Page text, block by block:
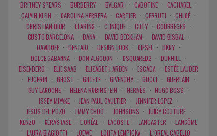
BRITNEY SPEARS · BURBERRY · BVLGARI · CABOTINE · CACHAREL ·
CALVIN KLEIN · CAROLINA HERRERA · CARTIER · CERRUTI · CHLOÉ ·
CHRISTIAN DIOR · CLARINS · CLINIQUE · COTY · COURREGES ·
CUSTO BARCELONA · DANA · DAVID BECKHAM · DAVID BISBAL ·
DAVIDOFF · DENTAID · DESIGN LOOK · DIESEL · DKNY ·
DOLCE GABANNA · DON ALGODON · DSQUARED2 · DUNHILL ·
EISENBERG · ELIE SAAB · ELIZABETH ARDEN · ESCADA · ESTÉE LAUDER
· EUCERIN · GHOST · GILLETE · GIVENCHY · GUCCI · GUERLAIN ·
GUY LAROCHE · HELENA RUBINSTEIN · HERMÈS · HUGO BOSS ·
ISSEY MIYAKE · JEAN PAUL GAULTIER · JENNIFER LOPEZ ·
JESUS DEL POZO · JIMMY CHOO · JOHNSONS · JUICY COUTURE ·
KENZO · KÉRASTASE · L'ORÉAL · LACOSTE · LANCASTER · LANCÔME
· LAURA BIAGIOTTI · LOEWE · LOLITA LEMPICKA · L`OREAL CABELLO ·